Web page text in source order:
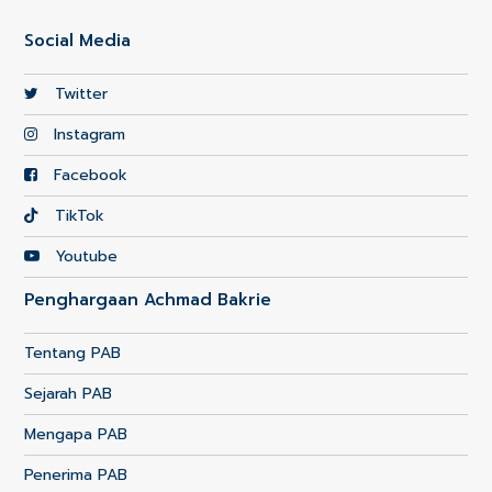
Social Media
Twitter
Instagram
Facebook
TikTok
Youtube
Penghargaan Achmad Bakrie
Tentang PAB
Sejarah PAB
Mengapa PAB
Penerima PAB